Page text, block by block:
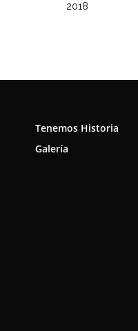
2018
Tenemos Historia
Galería